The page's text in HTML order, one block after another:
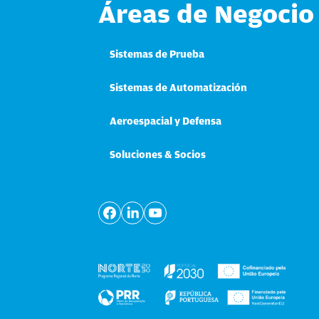
Áreas de Negocio
Sistemas de Prueba
Sistemas de Automatización
Aeroespacial y Defensa
Soluciones & Socios